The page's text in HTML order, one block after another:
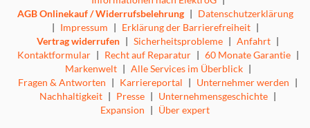
AGB Onlinekauf / Widerrufsbelehrung | Datenschutzerklärung
| Impressum | Erklärung der Barrierefreiheit |
Vertrag widerrufen | Sicherheitsprobleme | Anfahrt |
Kontaktformular | Recht auf Reparatur | 60 Monate Garantie |
Markenwelt | Alle Services im Überblick |
Fragen & Antworten | Karriereportal | Unternehmer werden |
Nachhaltigkeit | Presse | Unternehmensgeschichte |
Expansion | Über expert